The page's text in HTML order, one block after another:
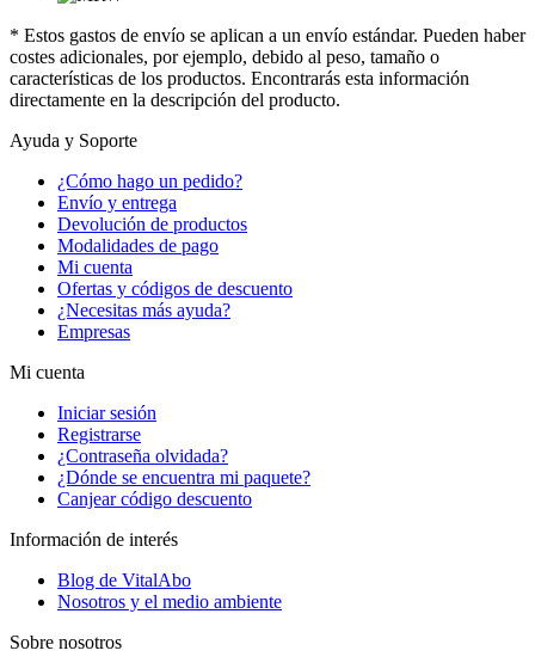
* Estos gastos de envío se aplican a un envío estándar. Pueden haber
costes adicionales, por ejemplo, debido al peso, tamaño o
características de los productos. Encontrarás esta información
directamente en la descripción del producto.
Ayuda y Soporte
¿Cómo hago un pedido?
Envío y entrega
Devolución de productos
Modalidades de pago
Mi cuenta
Ofertas y códigos de descuento
¿Necesitas más ayuda?
Empresas
Mi cuenta
Iniciar sesión
Registrarse
¿Contraseña olvidada?
¿Dónde se encuentra mi paquete?
Canjear código descuento
Información de interés
Blog de VitalAbo
Nosotros y el medio ambiente
Sobre nosotros